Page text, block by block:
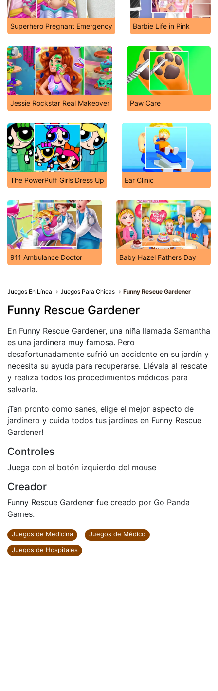
Superhero Pregnant Emergency Barbie Life in Pink
Jessie Rockstar Real Makeover Paw Care
The PowerPuff Girls Dress Up Ear Clinic
911 Ambulance Doctor Baby Hazel Fathers Day
Juegos En Línea Juegos Para Chicas Funny Rescue Gardener
Funny Rescue Gardener
En Funny Rescue Gardener, una niña llamada Samantha
es una jardinera muy famosa. Pero
desafortunadamente sufrió un accidente en su jardín y
necesita su ayuda para recuperarse. Llévala al rescate
y realiza todos los procedimientos médicos para
salvarla.
¡Tan pronto como sanes, elige el mejor aspecto de
jardinero y cuida todos tus jardines en Funny Rescue
Gardener!
Controles
Juega con el botón izquierdo del mouse
Creador
Funny Rescue Gardener fue creado por Go Panda
Games.
Juegos de Medicina
Juegos de Médico
Juegos de Hospitales